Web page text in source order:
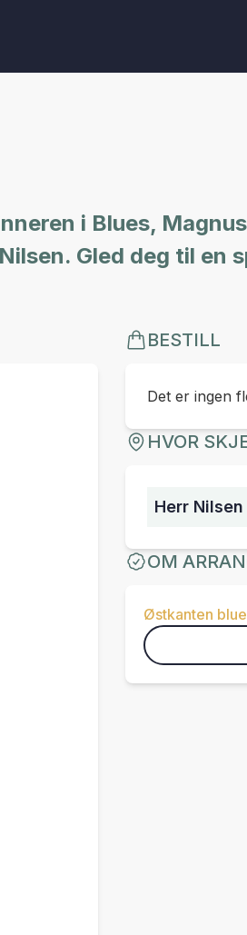
i Blues,
Gled deg til en
BESTILL
Det er ingen
HVOR
Herr Nilsen
OM
Østkanten